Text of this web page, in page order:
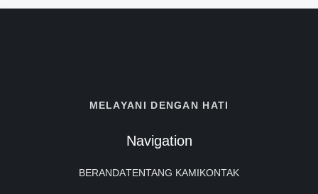
MELAYANI DENGAN HATI
Navigation
BERANDATENTANG KAMIKONTAK